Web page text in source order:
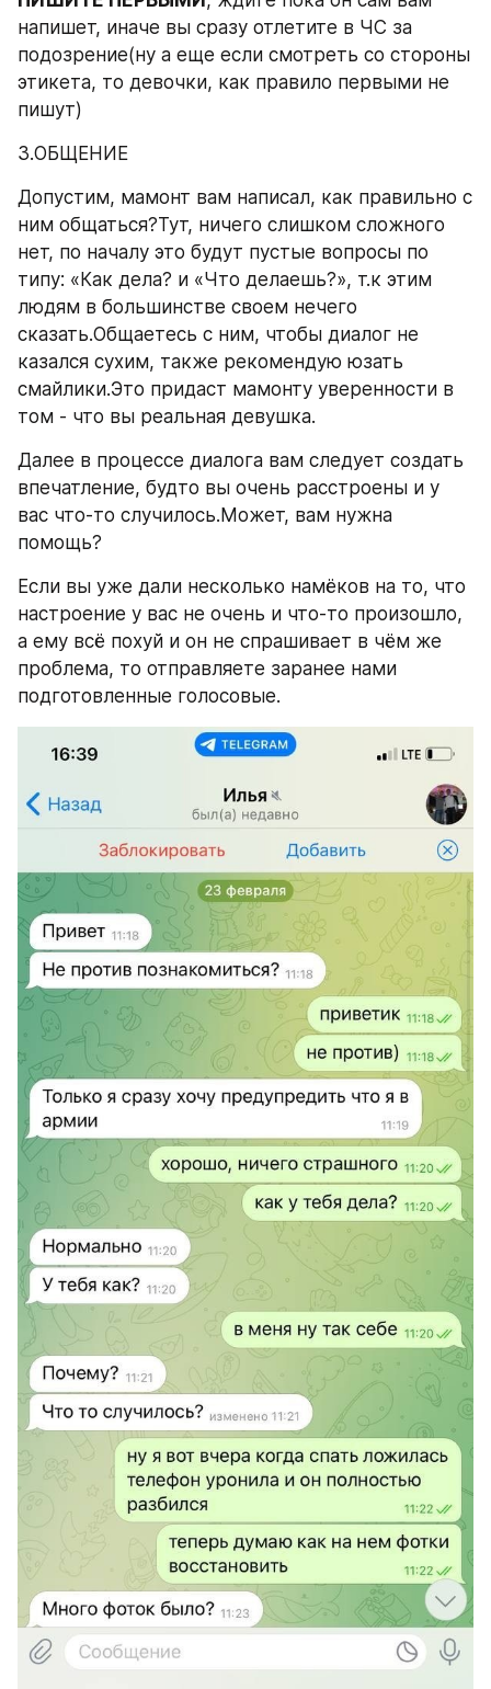
напишет, иначе вы сразу отлетите в ЧС за
подозрение(ну а еще если смотреть со стороны
этикета, то девочки, как правило первыми не
пишут)
3.ОБЩЕНИЕ
Допустим, мамонт вам написал, как правильно с
ним общаться?Тут, ничего слишком сложного
нет, по началу это будут пустые вопросы по
типу: «Как дела? и «Что делаешь?», т.к этим
людям в большинстве своем нечего
сказать.Общаетесь с ним, чтобы диалог не
казался сухим, также рекомендую юзать
смайлики.Это придаст мамонту уверенности в
том - что вы реальная девушка.
Далее в процессе диалога вам следует создать
впечатление, будто вы очень расстроены и у
вас что-то случилось.Может, вам нужна
помощь?
Если вы уже дали несколько намёков на то, что
настроение у вас не очень и что-то произошло,
а ему всё похуй и он не спрашивает в чём же
проблема, то отправляете заранее нами
подготовленные голосовые.